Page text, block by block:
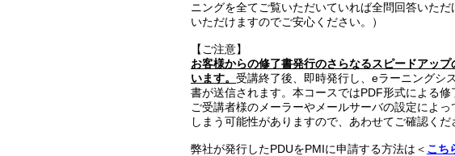
ニングを全てご覧いただいていれば全問回答いた
いただけますのでご安心ください。）
【ご注意】
お客様からの修了書発行のさらなるスピードアッ
います。 受講終了後、即時発行し、eラーニングシ
書が送信されます。本コースではPDF形式による
ご受講者様のメーラーやメールサーバの設定によ
しまう可能性がありますので、あわせてご確認くだ
弊社が発行したPDUをPMIに申請する方法は＜ こち